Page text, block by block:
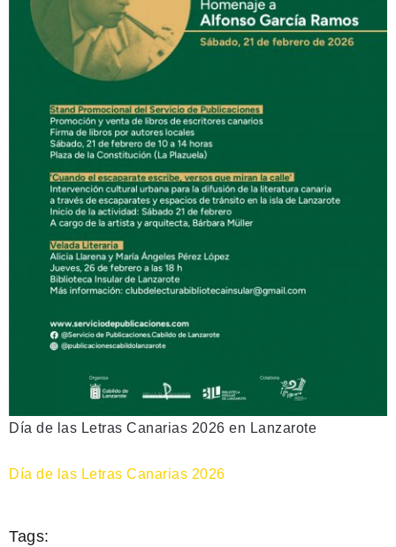
Día de las Letras Canarias 2026 en Lanzarote
Día de las Letras Canarias 2026
Tags: